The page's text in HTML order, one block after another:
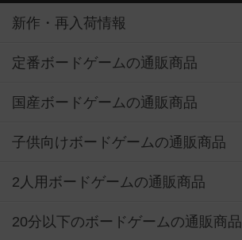
新作・再入荷情報
定番ボードゲームの通販商品
国産ボードゲームの通販商品
子供向けボードゲームの通販商品
2人用ボードゲームの通販商品
20分以下のボードゲームの通販商品